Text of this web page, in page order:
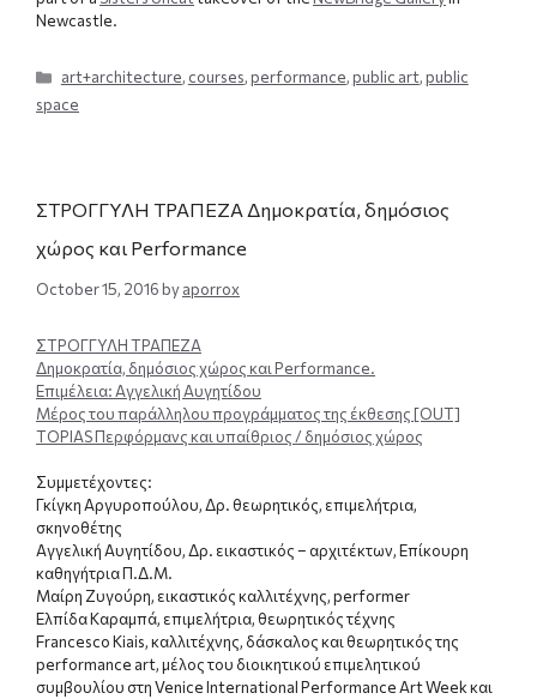
Newcastle.
Categories
art+architecture, courses,performance,public art,public
space
ΣΤΡΟΓΓΥΛΗ ΤΡΑΠΕΖΑ Δημοκρατία, δημόσιος
χώρος και Performance
October 15, 2016byaporrox
ΣΤΡΟΓΓΥΛΗ ΤΡΑΠΕΖΑ
Δημοκρατία, δημόσιος χώρος και Performance.
Επιμέλεια: Αγγελική Αυγητίδου
Μέρος του παράλληλου προγράμματος της έκθεσης [OUT]
TOPIAS Περφόρμανς και υπαίθριος / δημόσιος χώρος
Συμμετέχοντες:
Γκίγκη Αργυροπούλου, Δρ. θεωρητικός, επιμελήτρια,
σκηνοθέτης
Αγγελική Αυγητίδου, Δρ. εικαστικός – αρχιτέκτων, Επίκουρη
καθηγήτρια Π.Δ.Μ.
Μαίρη Ζυγούρη, εικαστικός καλλιτέχνης, performer
Ελπίδα Καραμπά, επιμελήτρια, θεωρητικός τέχνης
Francesco Kiais, καλλιτέχνης, δάσκαλος και θεωρητικός της
performance art, μέλος του διοικητικού επιμελητικού
συμβουλίου στη Venice International Performance Art Week και